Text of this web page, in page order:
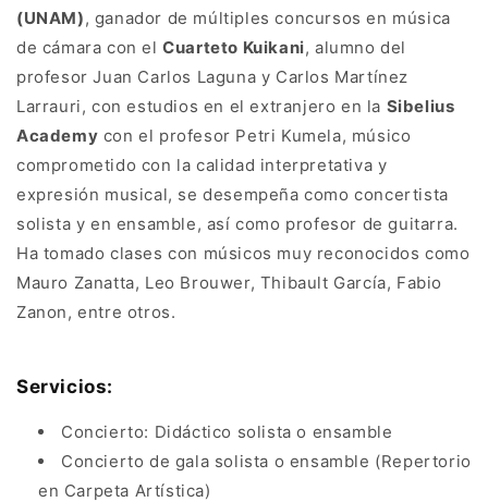
(UNAM), ganador de múltiples concursos en música
de cámara con elCuarteto Kuikani, alumno del
profesor Juan Carlos Laguna y Carlos Martínez
Larrauri, con estudios en el extranjero en la Sibelius
Academy con el profesor Petri Kumela, músico
comprometido con la calidad interpretativa y
expresión musical, se desempeña como concertista
solista y en ensamble, así como profesor de guitarra.
Ha tomado clases con músicos muy reconocidos como
Mauro Zanatta, Leo Brouwer, Thibault García, Fabio
Zanon, entre otros.
Servicios:
Concierto: Didáctico solista o ensamble
Concierto de gala solista o ensamble (Repertorio
en Carpeta Artística)